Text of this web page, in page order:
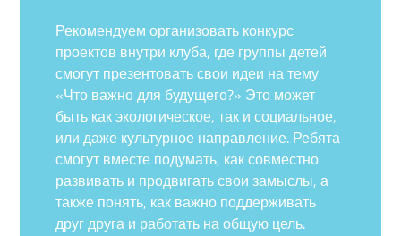
Рекомендуем организовать конкурс
проектов внутри клуба, где группы детей
смогут презентовать свои идеи на тему
«Что важно для будущего?» Это может
быть как экологическое, так и социальное,
или даже культурное направление. Ребята
смогут вместе подумать, как совместно
развивать и продвигать свои замыслы, а
также понять, как важно поддерживать
друг друга и работать на общую цель.